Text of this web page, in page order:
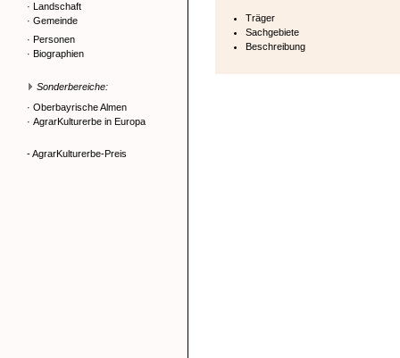
· Landschaft
· Gemeinde
· Personen
· Biographien
Sonderbereiche:
· Oberbayrische Almen
· AgrarKulturerbe in Europa
- AgrarKulturerbe-Preis
Träger
Sachgebiete
Beschreibung